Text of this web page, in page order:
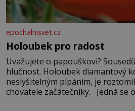
epochalnisvet.cz
Holoubek pro radost
Uvažujete o papouškovi?
hlučnost. Holoubek diamantový
neslyšitelným pípáním, je
chovatele začátečníky. Jedná se